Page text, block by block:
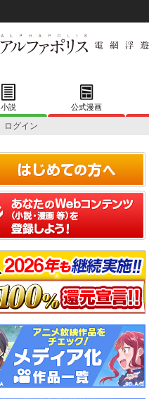
小説 公式漫画
ログイン